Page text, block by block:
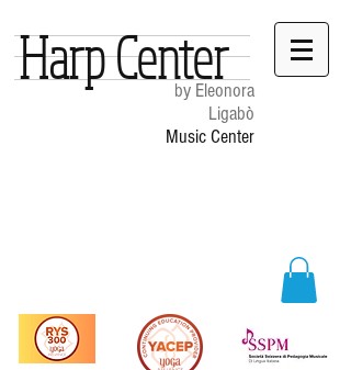
by Eleonora
Ligabò
Music Center
Harp Center